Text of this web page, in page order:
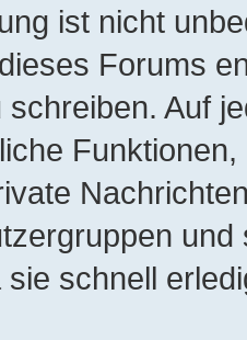
ist nicht
Forums
schreiben. Auf
schnell